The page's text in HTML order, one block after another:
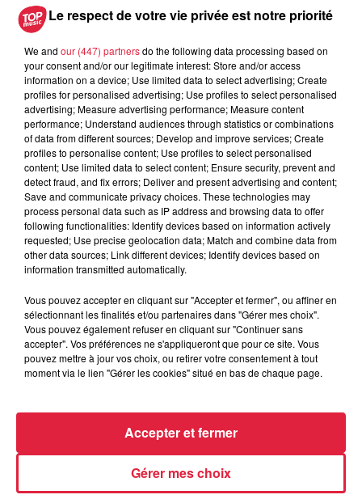
Mardi 28 Septembre 2021 | 19h30 | LAITERIE, GRANDE
SALLE
VOICES TOUR
COCK ROBIN
Complet / Sold out
Mercredi 29 Septembre 2021 | 19h30 | LAITERIE,
GRANDE SALLE
SUZANE
Publié : 23 septembre 2021 à 13h28 - Modifié : 30 octobre
2025 à 16h48 Rédaction BOCIR
A lire aussi
12h23
Les dernières infos sur la venue du
pape à Metz en septembre
Le respect de votre vie privée est notre priorité
We and our (447) partnersdo the following data processing based on
your consent and/or our legitimate interest: Store and/or access
information on a device; Use limited data to select advertising; Create
profiles for personalised advertising; Use profiles to select personalised
advertising; Measure advertising performance; Measure content
performance; Understand audiences through statistics or combinations
of data from different sources; Develop and improve services; Create
profiles to personalise content; Use profiles to select personalised
content; Use limited data to select content; Ensure security, prevent and
detect fraud, and fix errors; Deliver and present advertising and content;
Save and communicate privacy choices. These technologies may
process personal data such as IP address and browsing data to offer
following functionalities: Identify devices based on information actively
requested; Use precise geolocation data; Match and combine data from
other data sources; Link different devices; Identify devices based on
information transmitted automatically.
Vous pouvez accepter en cliquant sur "Accepter et fermer", ou affiner en
sélectionnant les finalités et/ou partenaires dans "Gérer mes choix".
Vous pouvez également refuser en cliquant sur "Continuer sans
accepter". Vos préférences ne s'appliqueront que pour ce site. Vous
pouvez mettre à jour vos choix, ou retirer votre consentement à tout
moment via le lien "Gérer les cookies" situé en bas de chaque page.
Gérer mes choix
Accepter et fermer